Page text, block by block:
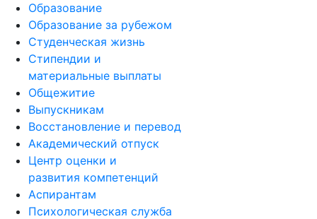
Образование
Образование за рубежом
Студенческая жизнь
Стипендии и
материальные выплаты
Общежитие
Выпускникам
Восстановление и перевод
Академический отпуск
Центр оценки и
развития компетенций
Аспирантам
Психологическая служба